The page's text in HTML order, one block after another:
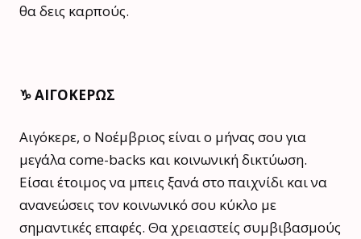
θα δεις καρπούς.
♑️ ΑΙΓΟΚΕΡΩΣ
Αιγόκερε, ο Νοέμβριος είναι ο μήνας σου για
μεγάλα come-backs και κοινωνική δικτύωση.
Είσαι έτοιμος να μπεις ξανά στο παιχνίδι και να
ανανεώσεις τον κοινωνικό σου κύκλο με
σημαντικές επαφές. Θα χρειαστείς συμβιβασμούς